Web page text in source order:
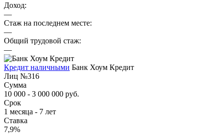
Доход:
—
Стаж на последнем месте:
—
Общий трудовой стаж:
—
Кредит наличными Банк Хоум Кредит
Лиц №316
Сумма
10 000 - 3 000 000 руб.
Срок
1 месяца - 7 лет
Ставка
7,9%